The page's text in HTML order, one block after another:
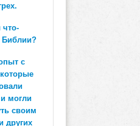
что-
Библии?
с
и могли
своим
других